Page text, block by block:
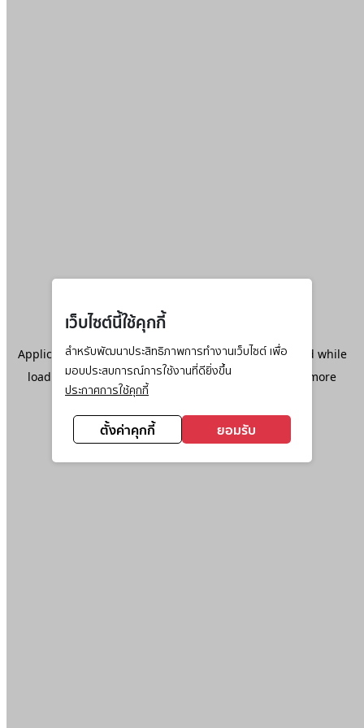
เว็บไซต์นี้ใช้คุกกี้
สำหรับพัฒนาประสิทธิภาพการทำงานเว็บไซต์ เพื่อ
มอบประสบการณ์การใช้งานที่ดียิ่งขึ้น
ประกาศการใช้คุกกี้
ตั้งค่าคุกกี้ ยอมรับ
Application error: aclient-side exception has occurred while
loadingwww.ktc.co.th(see the browser console
for more
information).